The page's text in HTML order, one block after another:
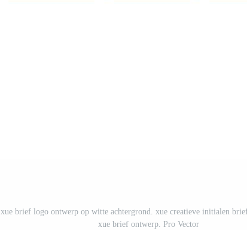
xue brief logo ontwerp op witte achtergrond. xue creatieve initialen
xue brief ontwerp. Pro Vector